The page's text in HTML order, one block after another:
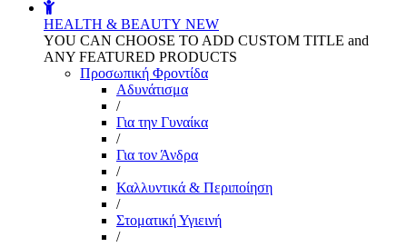
HEALTH & BEAUTY NEW
YOU CAN CHOOSE TO ADD CUSTOM TITLE and
ANY FEATURED PRODUCTS
Προσωπική Φροντίδα
Αδυνάτισμα
/
Για την Γυναίκα
/
Για τον Άνδρα
/
Καλλυντικά & Περιποίηση
/
Στοματική Υγιεινή
/